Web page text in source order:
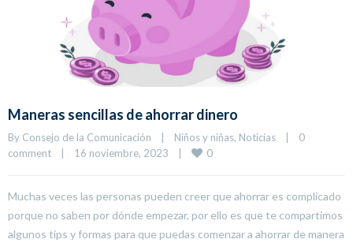
Maneras sencillas de ahorrar dinero
By Consejo de la Comunicación Niños y niñas, Noticias
0
comment
16 noviembre, 2023 0
Muchas veces las personas pueden creer que ahorrar es complicado
porque no saben por dónde empezar, por ello es que te compartimos
algunos tips y formas para que puedas comenzar a ahorrar de manera